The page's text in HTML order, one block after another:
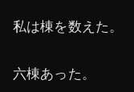
私は棟を数えた。
六棟あった。